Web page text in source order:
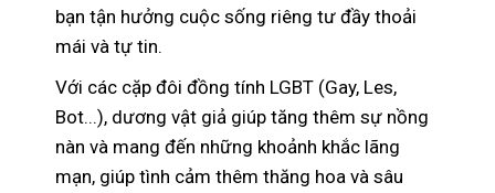
bạn tận hưởng cuộc sống riêng tư đầy thoải
mái và tự tin.
Với các cặp đôi đồng tính LGBT (Gay, Les,
Bot...), dương vật giả giúp tăng thêm sự nồng
nàn và mang đến những khoảnh khắc lãng
mạn, giúp tình cảm thêm thăng hoa và sâu